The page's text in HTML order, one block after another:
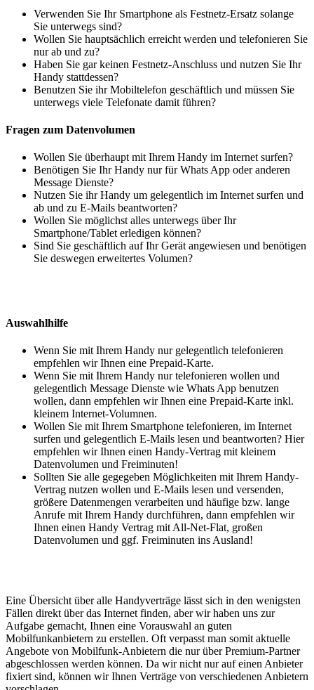
Verwenden Sie Ihr Smartphone als Festnetz-Ersatz solange
Sie unterwegs sind?
Wollen Sie hauptsächlich erreicht werden und telefonieren Sie
nur ab und zu?
Haben Sie gar keinen Festnetz-Anschluss und nutzen Sie Ihr
Handy stattdessen?
Benutzen Sie ihr Mobiltelefon geschäftlich und müssen Sie
unterwegs viele Telefonate damit führen?
Fragen zum Datenvolumen
Wollen Sie überhaupt mit Ihrem Handy im Internet surfen?
Benötigen Sie Ihr Handy nur für Whats App oder anderen
Message Dienste?
Nutzen Sie ihr Handy um gelegentlich im Internet surfen und
ab und zu E-Mails beantworten?
Wollen Sie möglichst alles unterwegs über Ihr
Smartphone/Tablet erledigen können?
Sind Sie geschäftlich auf Ihr Gerät angewiesen und benötigen
Sie deswegen erweitertes Volumen?
Auswahlhilfe
Wenn Sie mit Ihrem Handy nur gelegentlich telefonieren
empfehlen wir Ihnen eine Prepaid-Karte.
Wenn Sie mit Ihrem Handy nur telefonieren wollen und
gelegentlich Message Dienste wie Whats App benutzen
wollen, dann empfehlen wir Ihnen eine Prepaid-Karte inkl.
kleinem Internet-Volumnen.
Wollen Sie mit Ihrem Smartphone telefonieren, im Internet
surfen und gelegentlich E-Mails lesen und beantworten? Hier
empfehlen wir Ihnen einen Handy-Vertrag mit kleinem
Datenvolumen und Freiminuten!
Sollten Sie alle gegegeben Möglichkeiten mit Ihrem Handy-
Vertrag nutzen wollen und E-Mails lesen und versenden,
größere Datenmengen verarbeiten und häufige bzw. lange
Anrufe mit Ihrem Handy durchführen, dann empfehlen wir
Ihnen einen Handy Vertrag mit All-Net-Flat, großen
Datenvolumen und ggf. Freiminuten ins Ausland!
Eine Übersicht über alle Handyverträge lässt sich in den wenigsten
Fällen direkt über das Internet finden, aber wir haben uns zur
Aufgabe gemacht, Ihnen eine Vorauswahl an guten
Mobilfunkanbietern zu erstellen. Oft verpasst man somit aktuelle
Angebote von Mobilfunk-Anbietern die nur über Premium-Partner
abgeschlossen werden können. Da wir nicht nur auf einen Anbieter
fixiert sind, können wir Ihnen Verträge von verschiedenen Anbietern